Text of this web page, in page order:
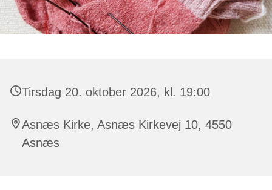
Tirsdag 20. oktober 2026, kl. 19:00
Asnæs Kirke, Asnæs Kirkevej 10, 4550
Asnæs